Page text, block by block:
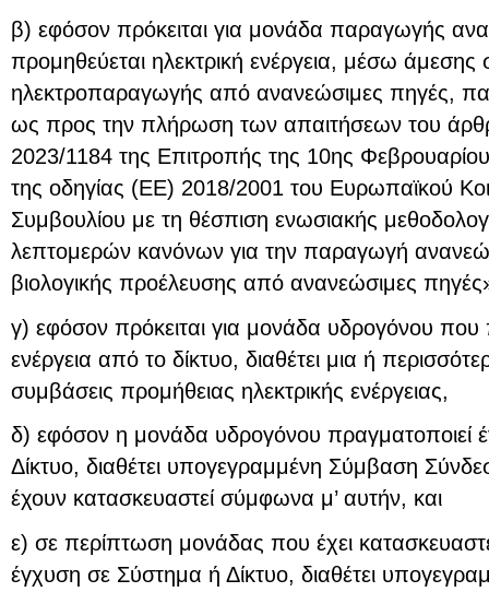
β) εφόσον πρόκειται για μονάδα παραγωγής
προμηθεύεται ηλεκτρική ενέργεια, μέσω
ηλεκτροπαραγωγής από ανανεώσιμες πηγές,
ως προς την πλήρωση των απαιτήσεων του
2023/1184 της Επιτροπής της 10ης
της οδηγίας (ΕΕ) 2018/2001 του Ευρωπαϊκού
Συμβουλίου με τη θέσπιση ενωσιακής
λεπτομερών κανόνων για την παραγωγή
βιολογικής προέλευσης από ανανεώσιμες
γ) εφόσον πρόκειται για μονάδα υδρογόνου που
ενέργεια από το δίκτυο, διαθέτει μια ή
συμβάσεις προμήθειας ηλεκτρικής ενέργειας,
δ) εφόσον η μονάδα υδρογόνου πραγματοποιεί
Δίκτυο, διαθέτει υπογεγραμμένη Σύμβαση
έχουν κατασκευαστεί σύμφωνα μ’ αυτήν, και
ε) σε περίπτωση μονάδας που έχει
έγχυση σε Σύστημα ή Δίκτυο, διαθέτει